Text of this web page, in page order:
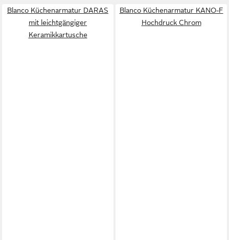
Blanco Küchenarmatur DARAS
mit leichtgängiger
Keramikkartusche
Blanco Küchenarmatur KANO-F
Hochdruck Chrom